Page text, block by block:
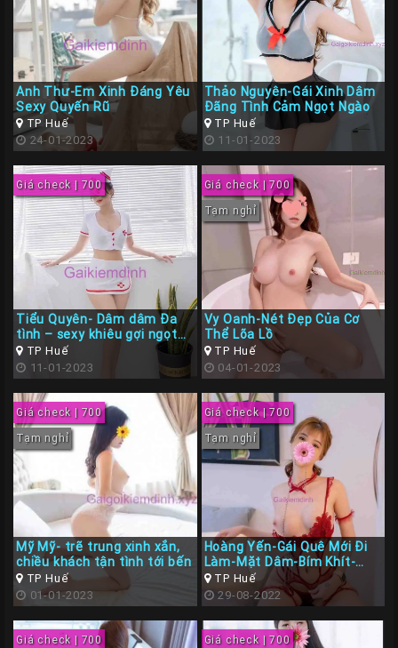
Anh Thư-Em Xinh Đáng Yêu
Sexy Quyến Rũ
TP Huế
24-01-2023
Thảo Nguyên-Gái Xinh Dâm
Đãng Tình Cảm Ngọt Ngào
TP Huế
11-01-2023
Giá check | 700
Tiểu Quyên- Dâm dâm Đa
tình – sexy khiêu gợi ngọt
ngào
TP Huế
11-01-2023
Giá check | 700
Tạm nghỉ
Vy Oanh-Nét Đẹp Của Cơ
Thể Lõa Lồ
TP Huế
04-01-2023
Giá check | 700
Tạm nghỉ
Mỹ Mỹ- trẽ trung xinh xắn,
chiều khách tận tình tới bến
TP Huế
01-01-2023
Giá check | 700
Tạm nghỉ
Hoàng Yến-Gái Quê Mới Đi
Làm-Mặt Dâm-Bím Khít-
Phục Vụ Nhiệt Tình
TP Huế
29-08-2022
Giá check | 700
Giá check | 700